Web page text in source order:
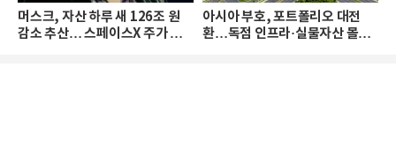
머스크, 자산 하루 새 126조 원
감소 추산… 스페이스X 주가 하
아시아 부호, 포트폴리오 대전
환…독점 인프라·실물자산 몰린